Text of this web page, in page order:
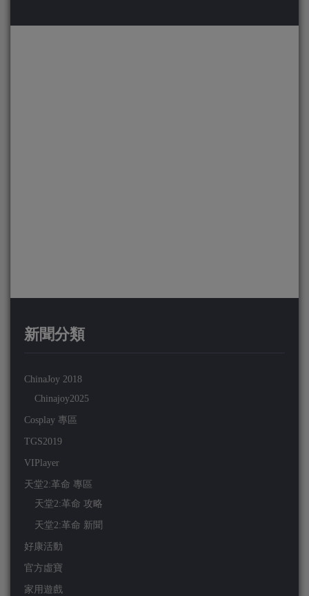
新聞分類
ChinaJoy 2018
Chinajoy2025
Cosplay 專區
TGS2019
VIPlayer
天堂2:革命 專區
天堂2:革命 攻略
天堂2:革命 新聞
好康活動
官方虛寶
家用遊戲